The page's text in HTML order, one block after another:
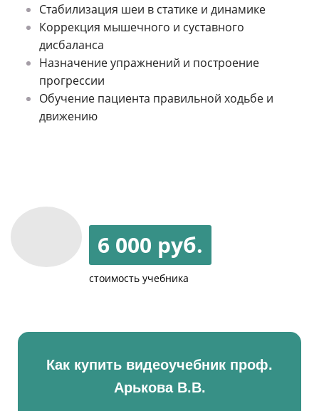
Стабилизация шеи в статике и динамике
Коррекция мышечного и суставного
дисбаланса
Назначение упражнений и построение
прогрессии
Обучение пациента правильной ходьбе и
движению
6 000 руб.
стоимость учебника
Как купить видеоучебник проф.
Арькова В.В.